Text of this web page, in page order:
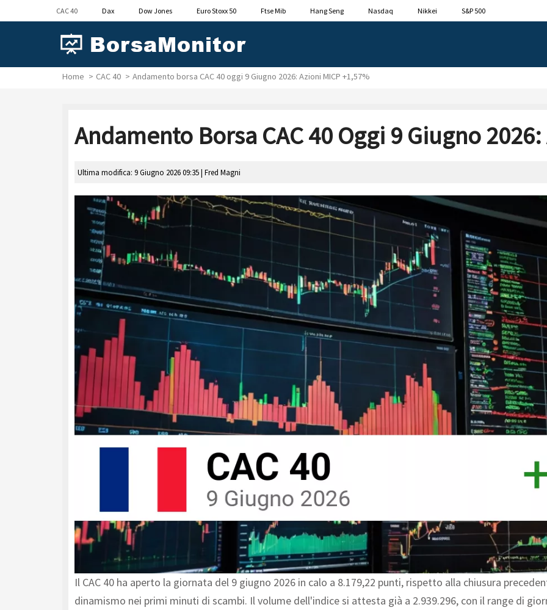
CAC 40 Dax Dow Jones Euro Stoxx 50 Ftse Mib Hang Seng Nasdaq Nikkei S&P 500
Home CAC 40 Andamento borsa CAC 40 oggi 9 Giugno 2026: Azioni MICP +1,57%
Andamento Borsa CAC 40 Oggi 9 Giugno
Ultima modifica: 9 Giugno 2026 09:35 | Fred Magni
Il CAC 40 ha aperto la giornata del 9 giugno 2026 in calo a 8.179,22 punti, rispetto alla chiusura
dinamismo nei primi minuti di scambi. Il volume dell'indice si attesta già a 2.939.296, con il range di